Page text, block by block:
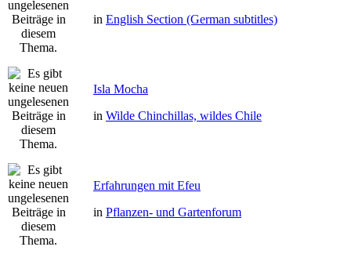
in English Section (German subtitles)
Isla Mocha
in Wilde Chinchillas, wildes Chile
Erfahrungen mit Efeu
in Pflanzen- und Gartenforum